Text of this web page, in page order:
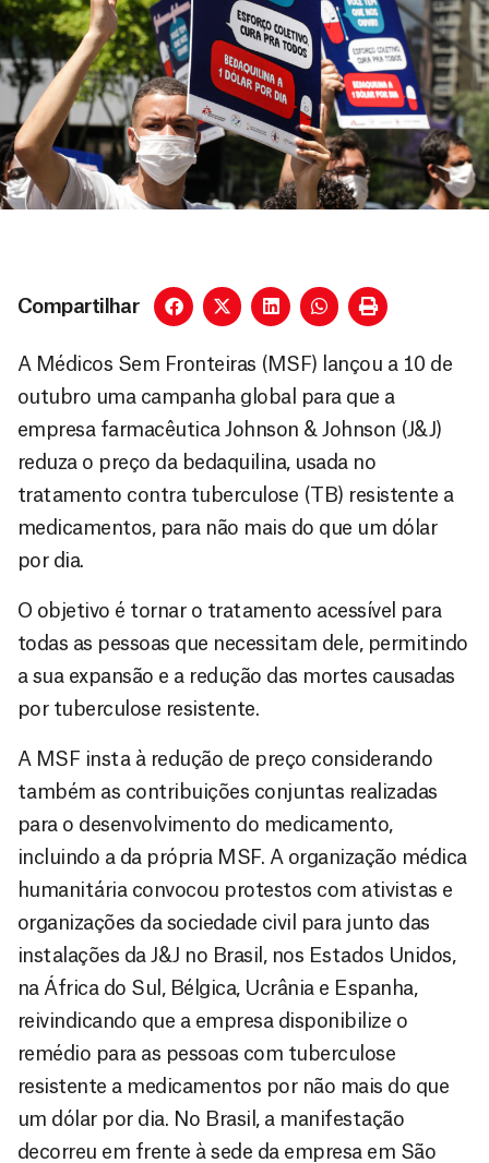
Compartilhar
A Médicos Sem Fronteiras (MSF) lançou a 10 de
outubro uma campanha global para que a
empresa farmacêutica Johnson & Johnson (J&J)
reduza o preço da bedaquilina, usada no
tratamento contra tuberculose (TB) resistente a
medicamentos, para não mais do que um dólar
por dia.
O objetivo é tornar o tratamento acessível para
todas as pessoas que necessitam dele, permitindo
a sua expansão e a redução das mortes causadas
por tuberculose resistente.
A MSF insta à redução de preço considerando
também as contribuições conjuntas realizadas
para o desenvolvimento do medicamento,
incluindo a da própria MSF. A organização médica
humanitária convocou protestos com ativistas e
organizações da sociedade civil para junto das
instalações da J&J no Brasil, nos Estados Unidos,
na África do Sul, Bélgica, Ucrânia e Espanha,
reivindicando que a empresa disponibilize o
remédio para as pessoas com tuberculose
resistente a medicamentos por não mais do que
um dólar por dia. No Brasil, a manifestação
decorreu em frente à sede da empresa em São